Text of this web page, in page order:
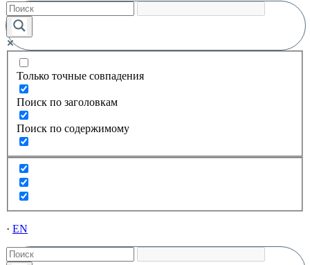
Только точные совпадения
Поиск по заголовкам
Поиск по содержимому
EN